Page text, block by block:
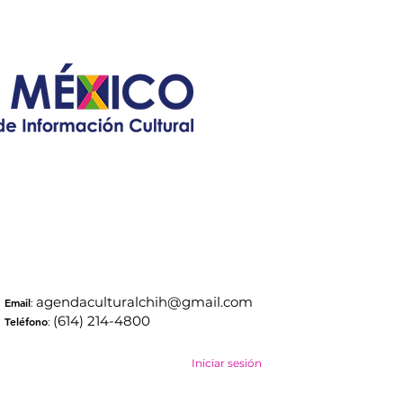
Iniciar sesión
Email:agendaculturalchih@gmail.com
Teléfono: (614) 214-4800